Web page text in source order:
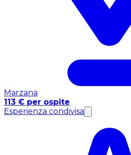
Marzana
113 € per ospite
Esperienza condivisa